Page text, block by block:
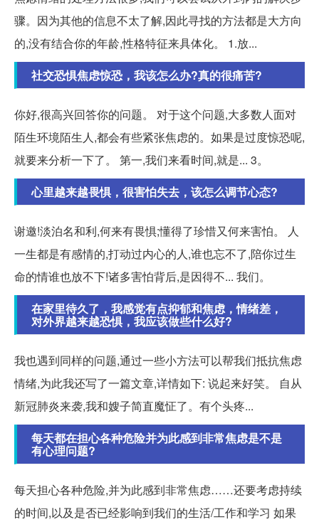
骤。因为其他的信息不太了解,因此寻找的方法都是大方向
的,没有结合你的年龄,性格特征来具体化。 1.放...
社交恐惧焦虑惊恐，我该怎么办?真的很痛苦?
你好,很高兴回答你的问题。 对于这个问题,大多数人面对
陌生环境陌生人,都会有些紧张焦虑的。如果是过度惊恐呢,
就要来分析一下了。 第一,我们来看时间,就是... 3。
心里越来越畏惧，很害怕失去，该怎么调节心态?
谢邀!淡泊名和利,何来有畏惧;懂得了珍惜又何来害怕。 人
一生都是有感情的,打动过内心的人,谁也忘不了,陪你过生
命的情谁也放不下!诸多害怕背后,是因得不... 我们。
在家里待久了，我感觉有点抑郁和焦虑，情绪差，
对外界越来越恐惧，我应该做些什么好?
我也遇到同样的问题,通过一些小方法可以帮我们抵抗焦虑
情绪,为此我还写了一篇文章,详情如下: 说起来好笑。 自从
新冠肺炎来袭,我和嫂子简直魔怔了。有个头疼...
每天都在担心各种危险并为此感到非常焦虑是不是
有心理问题?
每天担心各种危险,并为此感到非常焦虑……还要考虑持续
的时间,以及是否已经影响到我们的生活/工作和学习 如果